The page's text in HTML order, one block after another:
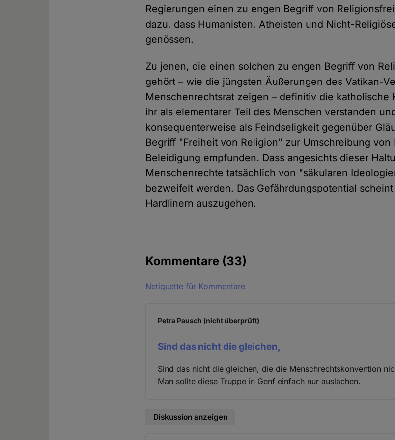
Regierungen einen zu engen Begriff von
dazu, dass Humanisten, Atheisten und Nicht-
genössen.
Zu jenen, die einen solchen zu engen Begriff von
gehört – wie die jüngsten Äußerungen des Vatikan-
Menschenrechtsrat zeigen – definitiv die katholische
ihr als elementarer Teil des Menschen verstanden
konsequenterweise als Feindseligkeit gegenüber
Begriff "Freiheit von Religion" zur Umschreibung
Beleidigung empfunden. Dass angesichts dieser
Menschenrechte tatsächlich von "säkularen
bezweifelt werden. Das Gefährdungspotential
Hardlinern auszugehen.
Kommentare (33)
Netiquette für Kommentare
Petra Pausch (nicht überprüft)
Sind das nicht die gleichen,
Sind das nicht die gleichen, die die Menschrechtskonvention
Man sollte diese Truppe in Genf einfach nur auslachen.
Diskussion anzeigen